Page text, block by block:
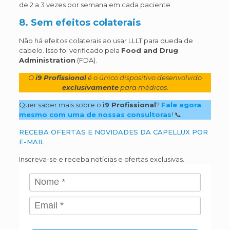
de 2 a 3 vezes por semana em cada paciente.
8. Sem efeitos colaterais
Não há efeitos colaterais ao usar LLLT para queda de
cabelo. Isso foi verificado pela Food and Drug
Administration (FDA).
Oi9 Profissionalé o único dispositivo desenvolvido
exclusivamentepara médicos.
Quer saber mais sobre o i9 Profissional? Fale agora
mesmo com uma de nossas consultoras! 📞
RECEBA OFERTAS E NOVIDADES DA CAPELLUX POR
E-MAIL
Inscreva-se e receba notícias e ofertas exclusivas.